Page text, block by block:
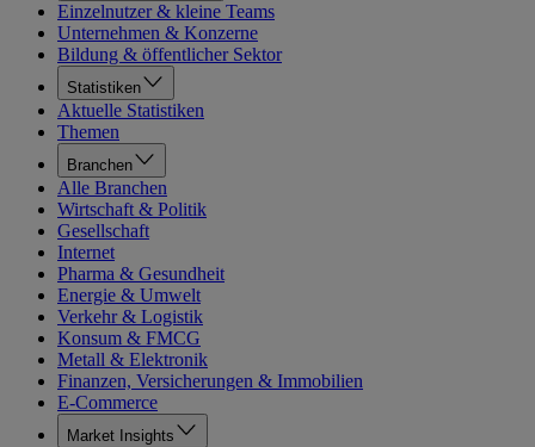
Einzelnutzer & kleine Teams
Unternehmen & Konzerne
Bildung & öffentlicher Sektor
Statistiken
Aktuelle Statistiken
Themen
Branchen
Alle Branchen
Wirtschaft & Politik
Gesellschaft
Internet
Pharma & Gesundheit
Energie & Umwelt
Verkehr & Logistik
Konsum & FMCG
Metall & Elektronik
Finanzen, Versicherungen & Immobilien
E-Commerce
Market Insights